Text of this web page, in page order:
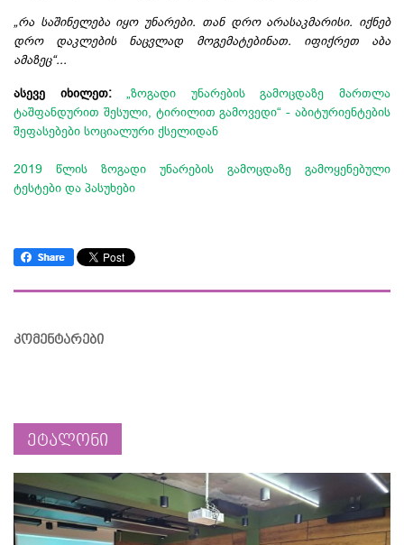
„რა საშინელება იყო უნარები. თან დრო არასაკმარისი. იქნებ
დრო დაკლების ნაცვლად მოგემატებინათ. იფიქრეთ აბა
ამაზეც“...
ასევე იხილეთ:
„ზოგადი უნარების გამოცდაზე მართლა
ტაშფანდურით შესული, ტირილით გამოვედი“ - აბიტურიენტების
შეფასებები სოციალური ქსელიდან
2019 წლის ზოგადი უნარების გამოცდაზე გამოყენებული
ტესტები და პასუხები
კომენტარები
ეტალონი